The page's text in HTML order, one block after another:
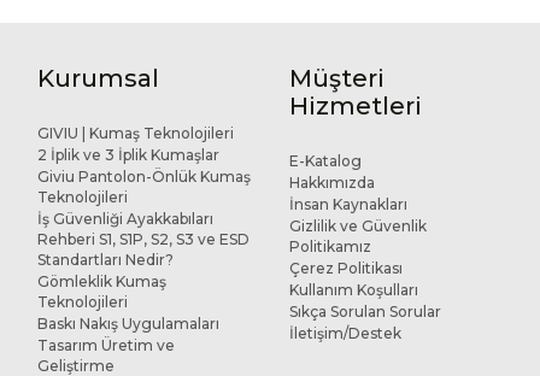
Kurumsal
GIVIU | Kumaş Teknolojileri
2 İplik ve 3 İplik Kumaşlar
Giviu Pantolon-Önlük Kumaş
Teknolojileri
İş Güvenliği Ayakkabıları
Rehberi S1, S1P, S2, S3 ve ESD
Standartları Nedir?
Gömleklik Kumaş
Teknolojileri
Baskı Nakış Uygulamaları
Tasarım Üretim ve
Geliştirme
Müşteri
Hizmetleri
E-Katalog
Hakkımızda
İnsan Kaynakları
Gizlilik ve Güvenlik
Politikamız
Çerez Politikası
Kullanım Koşulları
Sıkça Sorulan Sorular
İletişim/Destek